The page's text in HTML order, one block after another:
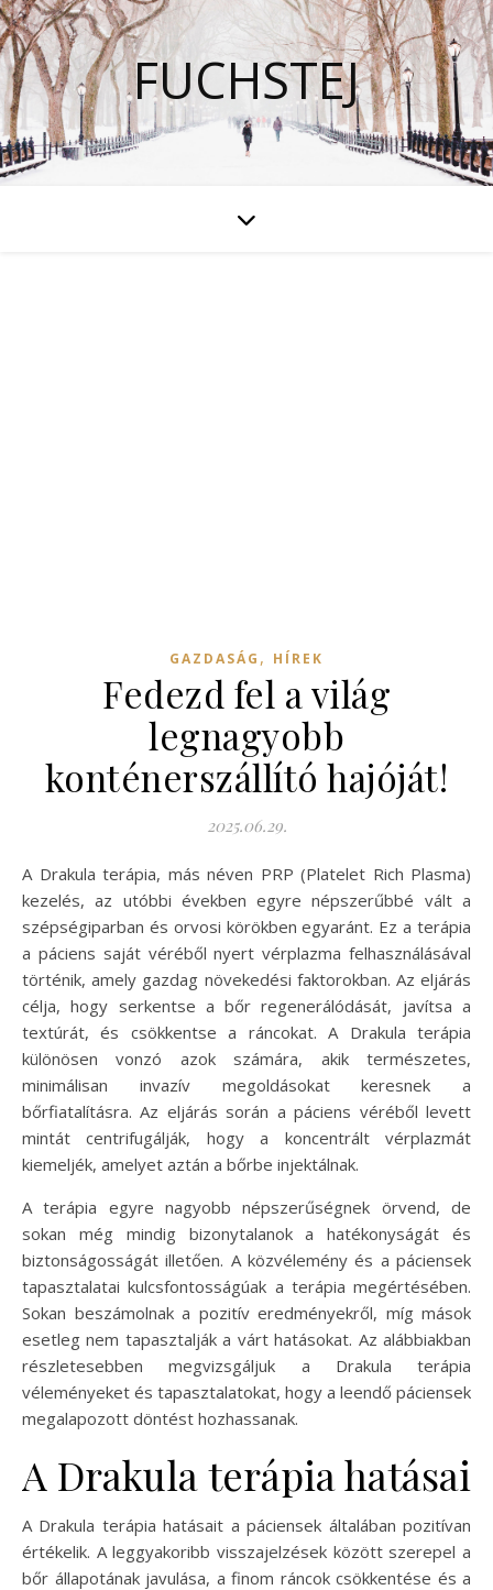
FUCHSTEJ
GAZDASÁG , HÍREK
Fedezd fel a világ
legnagyobb
konténerszállító hajóját!
2025.06.29.
A Drakula terápia, más néven PRP (Platelet Rich Plasma)
kezelés, az utóbbi években egyre népszerűbbé vált a
szépségiparban és orvosi körökben egyaránt. Ez a terápia
a páciens saját véréből nyert vérplazma felhasználásával
történik, amely gazdag növekedési faktorokban. Az eljárás
célja, hogy serkentse a bőr regenerálódását, javítsa a
textúrát, és csökkentse a ráncokat. A Drakula terápia
különösen vonzó azok számára, akik természetes,
minimálisan invazív megoldásokat keresnek a
bőrfiatalításra. Az eljárás során a páciens véréből levett
mintát centrifugálják, hogy a koncentrált vérplazmát
kiemeljék, amelyet aztán a bőrbe injektálnak.
A terápia egyre nagyobb népszerűségnek örvend, de
sokan még mindig bizonytalanok a hatékonyságát és
biztonságosságát illetően. A közvélemény és a páciensek
tapasztalatai kulcsfontosságúak a terápia megértésében.
Sokan beszámolnak a pozitív eredményekről, míg mások
esetleg nem tapasztalják a várt hatásokat. Az alábbiakban
részletesebben megvizsgáljuk a Drakula terápia
véleményeket és tapasztalatokat, hogy a leendő páciensek
megalapozott döntést hozhassanak.
A Drakula terápia hatásai
A Drakula terápia hatásait a páciensek általában pozitívan
értékelik. A leggyakoribb visszajelzések között szerepel a
bőr állapotának javulása, a finom ráncok csökkentése és a